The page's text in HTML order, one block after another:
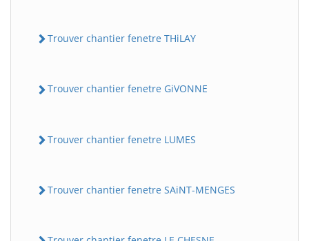
Trouver chantier fenetre THiLAY
Trouver chantier fenetre GiVONNE
Trouver chantier fenetre LUMES
Trouver chantier fenetre SAiNT-MENGES